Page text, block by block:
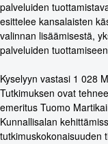
palveluiden
esittelee kansalaisten
valinnan lisäämisestä,
palveluiden
Kyselyyn vastasi 1 028
Tutkimuksen ovat
emeritus Tuomo
Kunnallisalan
tutkimuskokonaisuuden